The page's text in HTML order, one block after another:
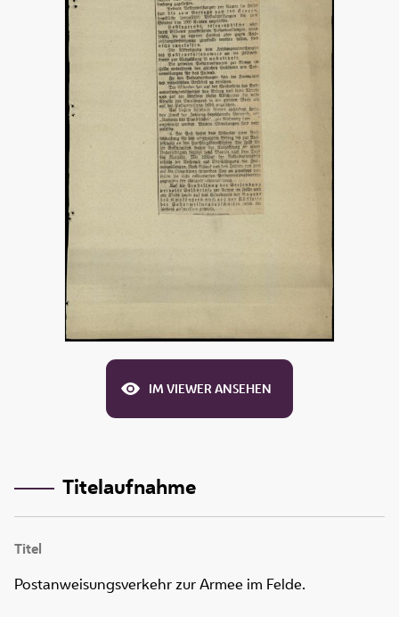
IM VIEWER ANSEHEN
Titelaufnahme
Titel
Postanweisungsverkehr zur Armee im Felde.